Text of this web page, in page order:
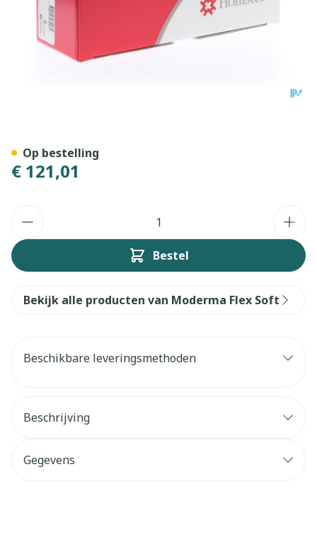
€ 121,01
Bestel
Op bestelling
Bekijk alle producten van Moderma Flex Soft
Beschikbare leveringsmethoden
Beschrijving
Gegevens